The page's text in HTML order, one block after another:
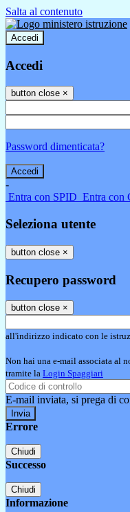
Salta al contenuto
Accedi
Accedi
button close ×
Password dimenticata?
-
Entra con SPID Entra con
Seleziona utente
button close ×
Recupero password
button close ×
all'indirizzo indicato con le
Non hai una e-mail associata al
tramite la Login Spaggiari
E-mail inviata, si prega di
Errore
Chiudi
Successo
Chiudi
Informazione